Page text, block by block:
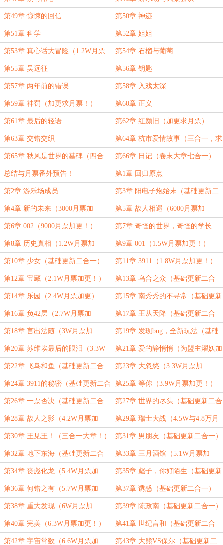
第49章 惊悚的回信 第50章 神迹
第51章 科学 第52章 姐姐
第53章 真心话大冒险（1.2W月票
加更）
第54章 石榴与葡萄
第55章 吴远征 第56章 钥匙
第57章 两年前的错误 第58章 入戏太深
第59章 神罚（加更求月票！） 第60章 正义
第61章 最后的轻语 第62章 红颜旧（加更求月票）
第63章 交错交织 第64章 杭市爱情故事（三合一，求
月票）
第65章 秋风是世界的墓碑（四合
一，求月票）
第66章 日记（卷末大章七合一）
总结与月票番外预告！ 第1章 回归原点
第2章 游乐场成员 第3章 阳电子炮始末（基础更新二
合一）
第4章 新的未来（3000月票加
更！）
第5章 故人相遇（6000月票加
更！）
第6章 002（9000月票加更！） 第7章 奇怪的世界，奇怪的学长
（基础更新二合一）
第8章 历史真相（1.2W月票加
更！）
第9章 001（1.5W月票加更！）
第10章 少女（基础更新二合一） 第11章 3911（1.8W月票加更！）
第12章 宝藏（2.1W月票加更！） 第13章 乌合之众（基础更新二合
一）
第14章 乐园（2.4W月票加更） 第15章 南秀秀的不寻常（基础更新
二合一）
第16章 负42层（2.7W月票加
更！）
第17章 王从天降（基础更新二合
一）
第18章 言出法随（3W月票加
更！）
第19章 发现bug，全新玩法（基础
更新二合一）
第20章 苏维埃最后的眼泪（3.3W
月票加更！）
第21章 爱的静悄悄（为盟主濯妖加
更！）
第22章 飞鸟和鱼（基础更新二合
一）
第23章 大忽悠（3.3W月票加
更！）
第24章 3911的秘密（基础更新二合
一）
第25章 等你（3.9W月票加更！）
第26章 一票否决（基础更新二合
一）
第27章 世界的尽头（基础更新二合
一）
第28章 故人之影（4.2W月票加
更）
第29章 瑞士大战（4.5W与4.8万月
票加更二合一）
第30章 王见王！（三合一大章！） 第31章 男朋友（基础更新二合一）
第32章 地下东海（基础更新二合
一）
第33章 三月酒馆（5.1W月票加
更！）
第34章 丧彪化龙（5.4W月票加
更！）
第35章 彪子，你好陌生（基础更新
二合一）
第36章 何错之有（5.7W月票加
更！）
第37章 诱惑（基础更新二合一）
第38章 重大发现（6W月票加
更！）
第39章 陈政南（基础更新二合一）
第40章 完美（6.3W月票加更！） 第41章 世纪言和（基础更新二合
一）
第42章 宇宙常数（6.6W月票加 第43章 大熊VS保尔（基础更新二